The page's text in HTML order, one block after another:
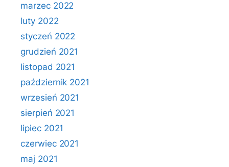
marzec 2022
luty 2022
styczeń 2022
grudzień 2021
listopad 2021
październik 2021
wrzesień 2021
sierpień 2021
lipiec 2021
czerwiec 2021
maj 2021